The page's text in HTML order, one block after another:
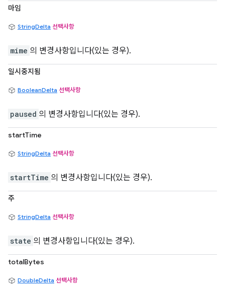
마임
StringDelta 선택사항
mime 의 변경사항입니다(있는 경우).
일시중지됨
BooleanDelta 선택사항
paused 의 변경사항입니다(있는 경우).
startTime
StringDelta 선택사항
startTime 의 변경사항입니다(있는 경우).
주
StringDelta 선택사항
state 의 변경사항입니다(있는 경우).
totalBytes
DoubleDelta 선택사항